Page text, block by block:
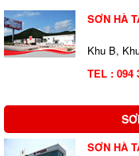
SƠN HÀ
Khu B,
TEL : 094
SƠN HÀ